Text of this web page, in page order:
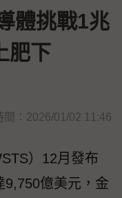
體挑戰1兆
肥下
間：2026/01/02 11:46
）12月發布
9,750億美元，金